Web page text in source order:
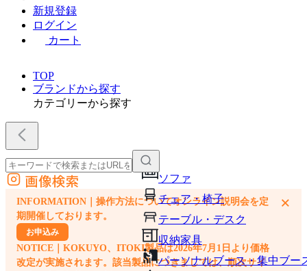
新規登録
ログイン
カート
TOP
ブランドから探す
カテゴリーから探す
ソファ
チェア・椅子
テーブル・デスク
収納家具
パーソナルブース・集中ブー
外部サイトの商品をカートに追加
他のサイトで見つけた商品ページのURLを貼り付けて、カートに追加できます
画像検索
INFORMATION｜操作方法についてオンライン説明会を定
期開催しております。
お申込み
NOTICE｜KOKUYO、ITOKI製品は2026年7月1日より価格
改定が実施されます。該当製品につきましては、順次サイ
×